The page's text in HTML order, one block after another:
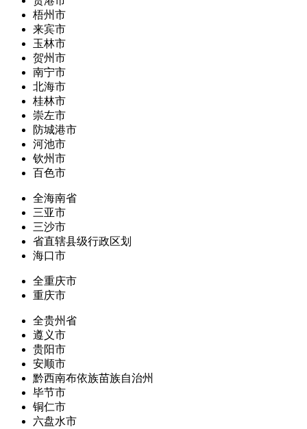
梧州市
来宾市
玉林市
贺州市
南宁市
北海市
桂林市
崇左市
防城港市
河池市
钦州市
百色市
全海南省
三亚市
三沙市
省直辖县级行政区划
海口市
全重庆市
重庆市
全贵州省
遵义市
贵阳市
安顺市
黔西南布依族苗族自治州
毕节市
铜仁市
六盘水市